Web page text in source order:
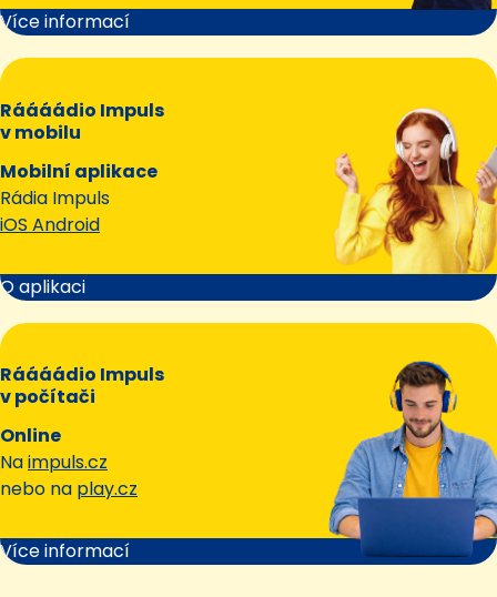
Více informací
Ráááádio Impuls
v mobilu
Mobilní aplikace
Rádia Impuls
iOS Android
O aplikaci
Ráááádio Impuls
v počítači
Online
Naimpuls.cz
nebo na play.cz
Více informací